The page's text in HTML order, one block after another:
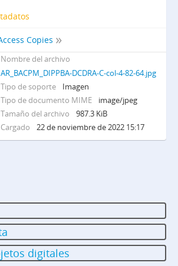
Copies
Nombre del archivo
AR_BACPM_DIPPBA-DCDRA-C-col-4-82-64.jpg
Tipo de soporte
Imagen
Tipo de documento MIME
image/jpeg
Tamaño del archivo
987.3 KiB
Cargado
22 de noviembre de 2022 15:17
digitales